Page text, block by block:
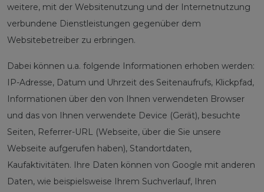
weitere, mit der Websitenutzung und der Internetnutzung
verbundene Dienstleistungen gegenüber dem
Websitebetreiber zu erbringen.
Dabei können u.a. folgende Informationen erhoben werden:
IP-Adresse, Datum und Uhrzeit des Seitenaufrufs, Klickpfad,
Informationen über den von Ihnen verwendeten Browser
und das von Ihnen verwendete Device (Gerät), besuchte
Seiten, Referrer-URL (Webseite, über die Sie unsere
Webseite aufgerufen haben), Standortdaten,
Kaufaktivitäten. Ihre Daten können von Google mit anderen
Daten, wie beispielsweise Ihrem Suchverlauf, Ihren